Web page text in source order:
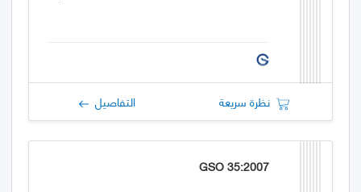
نظرة سريعة التفاصيل
GSO 35:2007